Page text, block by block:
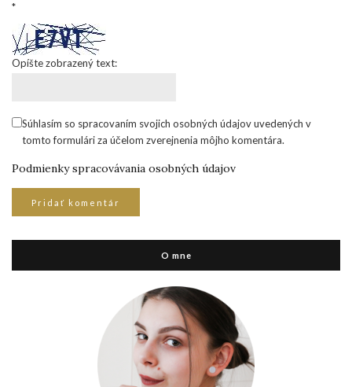
*
Opíšte zobrazený text:
Súhlasím so spracovaním svojich osobných údajov uvedených v
tomto formulári za účelom zverejnenia môjho komentára.
Podmienky spracovávania osobných údajov
O mne